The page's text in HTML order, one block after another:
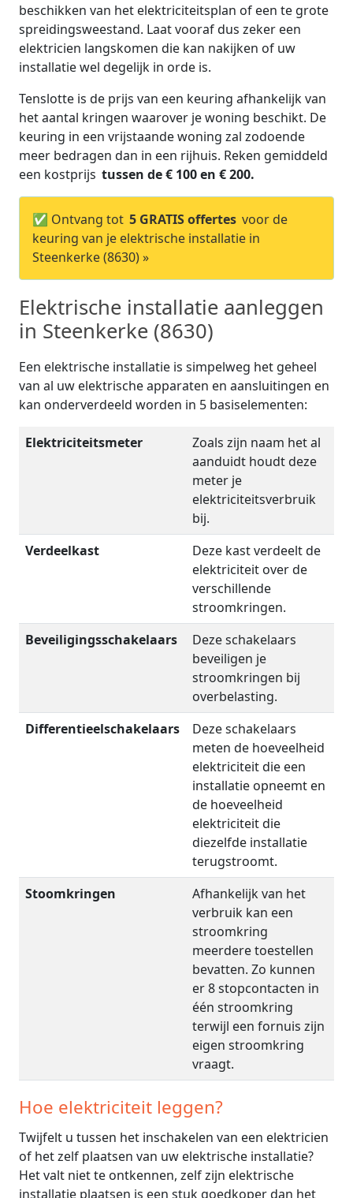
beschikken van het elektriciteitsplan of een te grote
spreidingsweestand. Laat vooraf dus zeker een
elektricien langskomen die kan nakijken of uw
installatie wel degelijk in orde is.
Tenslotte is de prijs van een keuring afhankelijk van
het aantal kringen waarover je woning beschikt. De
keuring in een vrijstaande woning zal zodoende
meer bedragen dan in een rijhuis. Reken gemiddeld
een kostprijs tussen de € 100 en € 200.
✅ Ontvang tot 5 GRATIS offertes voor de
keuring van je elektrische installatie in
Steenkerke (8630) »
Elektrische installatie aanleggen
in Steenkerke (8630)
Een elektrische installatie is simpelweg het geheel
van al uw elektrische apparaten en aansluitingen en
kan onderverdeeld worden in 5 basiselementen:
Elektriciteitsmeter
Zoals zijn naam het al
aanduidt houdt deze
meter je
elektriciteitsverbruik
bij.
Verdeelkast
Deze kast verdeelt de
elektriciteit over de
verschillende
stroomkringen.
Beveiligingsschakelaars
Deze schakelaars
beveiligen je
stroomkringen bij
overbelasting.
Differentieelschakelaars
Deze schakelaars
meten de hoeveelheid
elektriciteit die een
installatie opneemt en
de hoeveelheid
elektriciteit die
diezelfde installatie
terugstroomt.
Stoomkringen
Afhankelijk van het
verbruik kan een
stroomkring
meerdere toestellen
bevatten. Zo kunnen
er 8 stopcontacten in
één stroomkring
terwijl een fornuis zijn
eigen stroomkring
vraagt.
Hoe elektriciteit leggen?
Twijfelt u tussen het inschakelen van een elektricien
of het zelf plaatsen van uw elektrische installatie?
Het valt niet te ontkennen, zelf zijn elektrische
installatie plaatsen is een stuk goedkoper dan het